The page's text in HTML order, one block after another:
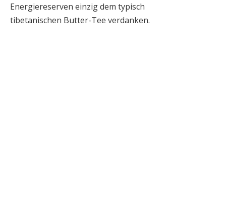
Energiereserven einzig dem typisch
tibetanischen Butter-Tee verdanken.